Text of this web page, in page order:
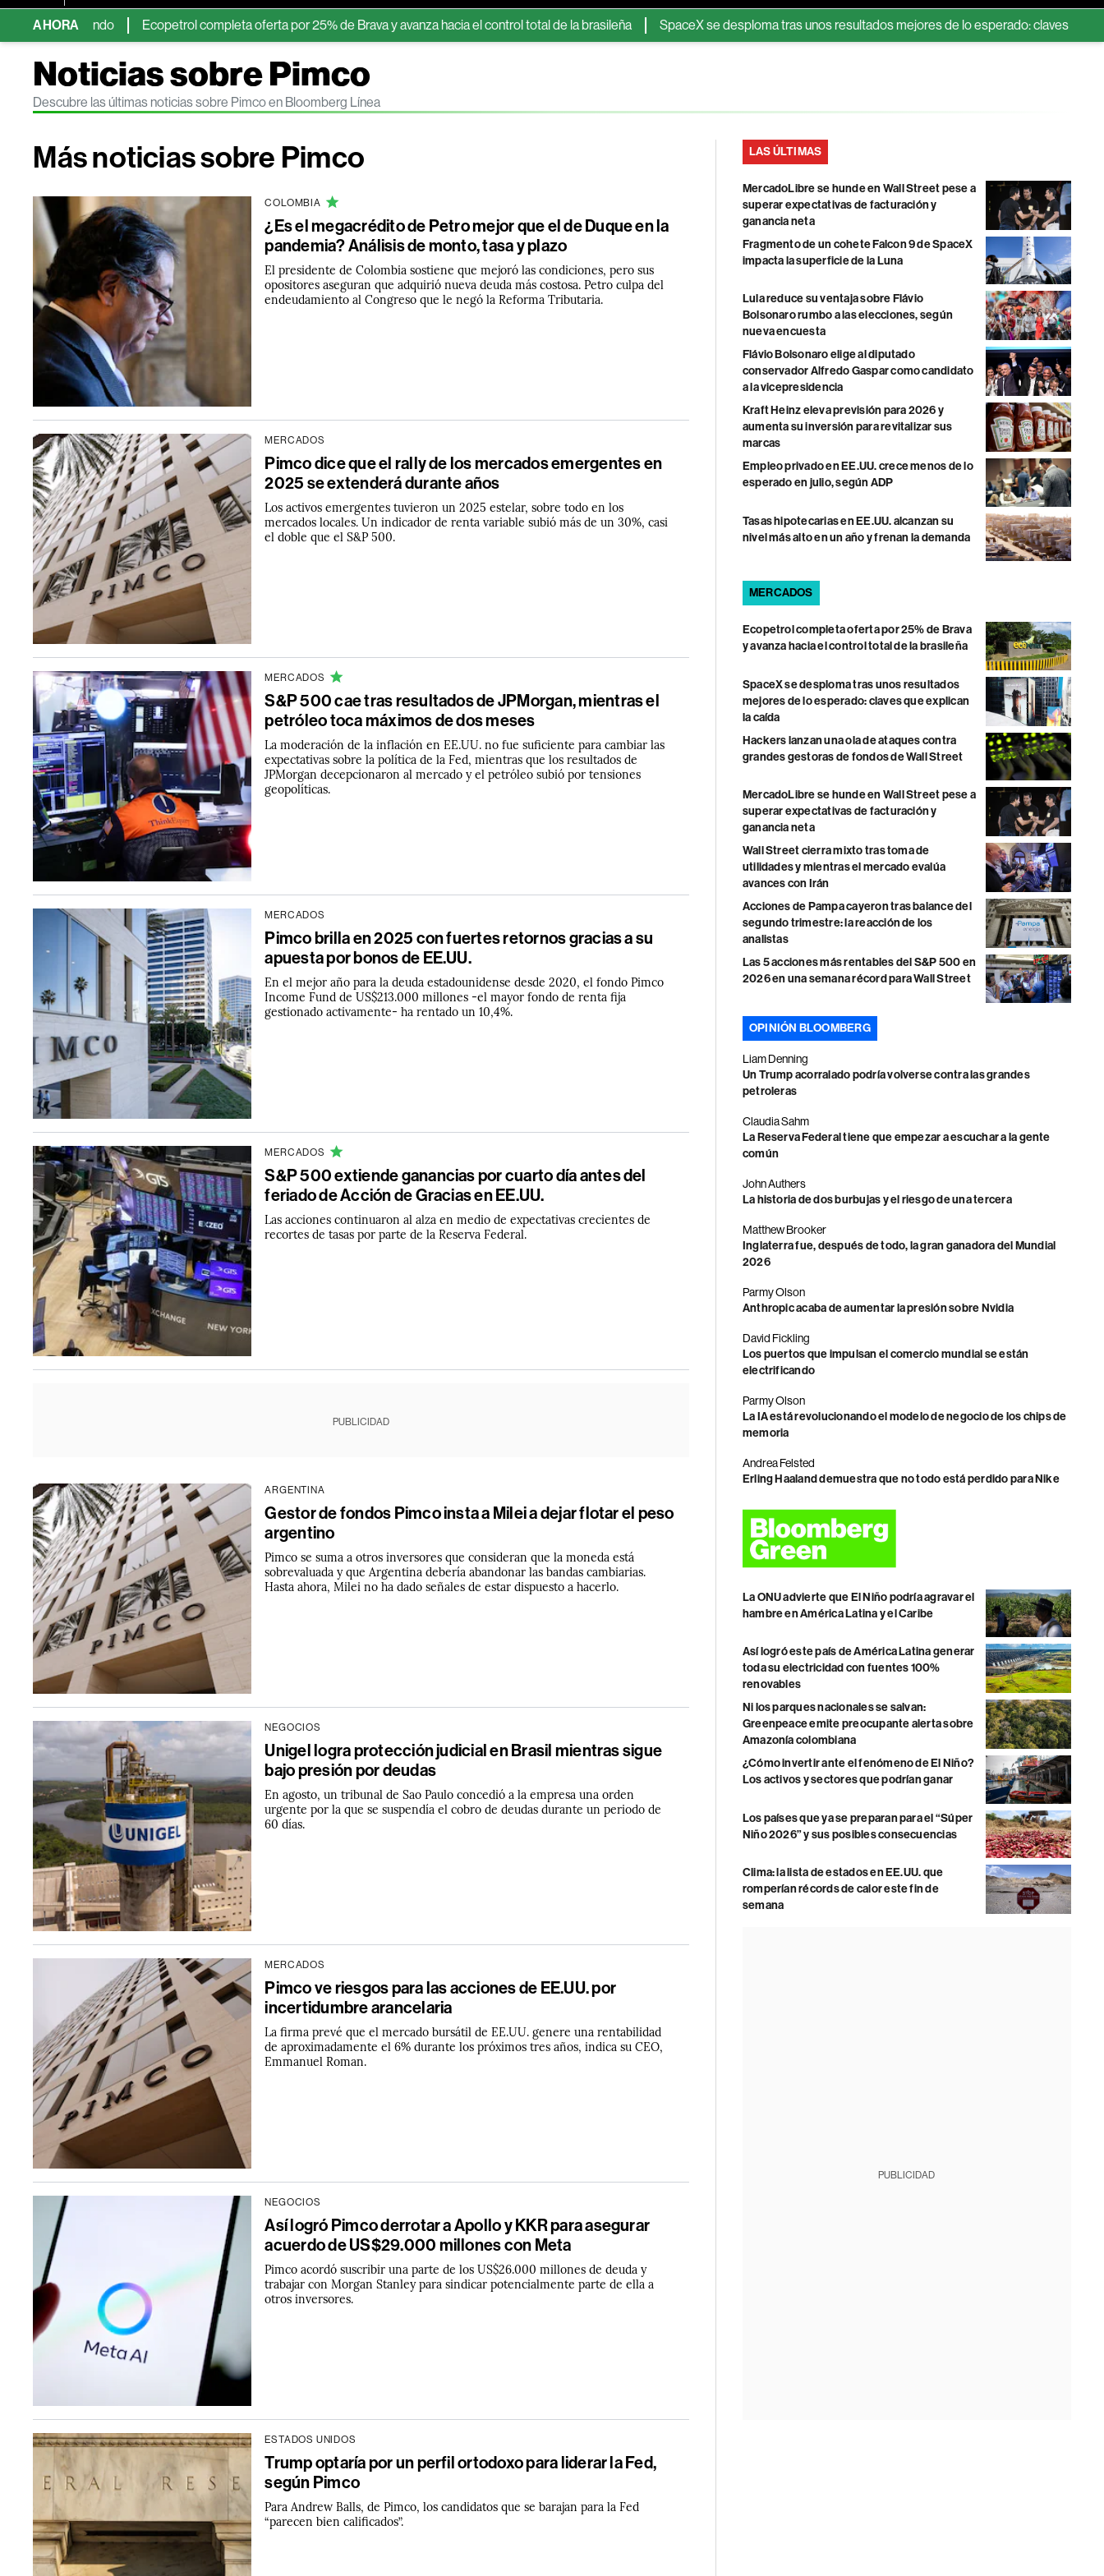
AHORAEcopetrol completa oferta por 25% de Brava y avanza hacia el control total de la brasileña SpaceX se desploma tras unos resultados mejores de lo esperado: claves que explican la
Noticias sobre Pimco
Descubre las últimas noticias sobre Pimco en Bloomberg Línea
Más noticias sobre Pimco
COLOMBIA
¿Es el megacrédito de Petro mejor que el de Duque en la
pandemia? Análisis de monto, tasa y plazo
El presidente de Colombia sostiene que mejoró las condiciones, pero sus
opositores aseguran que adquirió nueva deuda más costosa. Petro culpa del
endeudamiento al Congreso que le negó la Reforma Tributaria.
MERCADOS
Pimco dice que el rally de los mercados emergentes en
2025 se extenderá durante años
Los activos emergentes tuvieron un 2025 estelar, sobre todo en los
mercados locales. Un indicador de renta variable subió más de un 30%, casi
el doble que el S&P 500.
MERCADOS
S&P 500 cae tras resultados de JPMorgan, mientras el
petróleo toca máximos de dos meses
La moderación de la inflación en EE.UU. no fue suficiente para cambiar las
expectativas sobre la política de la Fed, mientras que los resultados de
JPMorgan decepcionaron al mercado y el petróleo subió por tensiones
geopolíticas.
MERCADOS
Pimco brilla en 2025 con fuertes retornos gracias a su
apuesta por bonos de EE.UU.
En el mejor año para la deuda estadounidense desde 2020, el fondo Pimco
Income Fund de US$213.000 millones -el mayor fondo de renta fija
gestionado activamente- ha rentado un 10,4%.
MERCADOS
S&P 500 extiende ganancias por cuarto día antes del
feriado de Acción de Gracias en EE.UU.
Las acciones continuaron al alza en medio de expectativas crecientes de
recortes de tasas por parte de la Reserva Federal.
PUBLICIDAD
ARGENTINA
Gestor de fondos Pimco insta a Milei a dejar flotar el peso
argentino
Pimco se suma a otros inversores que consideran que la moneda está
sobrevaluada y que Argentina debería abandonar las bandas cambiarias.
Hasta ahora, Milei no ha dado señales de estar dispuesto a hacerlo.
NEGOCIOS
Unigel logra protección judicial en Brasil mientras sigue
bajo presión por deudas
En agosto, un tribunal de Sao Paulo concedió a la empresa una orden
urgente por la que se suspendía el cobro de deudas durante un periodo de
60 días.
MERCADOS
Pimco ve riesgos para las acciones de EE.UU. por
incertidumbre arancelaria
La firma prevé que el mercado bursátil de EE.UU. genere una rentabilidad
de aproximadamente el 6% durante los próximos tres años, indica su CEO,
Emmanuel Roman.
NEGOCIOS
Así logró Pimco derrotar a Apollo y KKR para asegurar
acuerdo de US$29.000 millones con Meta
Pimco acordó suscribir una parte de los US$26.000 millones de deuda y
trabajar con Morgan Stanley para sindicar potencialmente parte de ella a
otros inversores.
ESTADOS UNIDOS
Trump optaría por un perfil ortodoxo para liderar la Fed,
según Pimco
Para Andrew Balls, de Pimco, los candidatos que se barajan para la Fed
“parecen bien calificados”.
LAS ÚLTIMAS
MercadoLibre se hunde en Wall Street pese a
superar expectativas de facturación y
ganancia neta
Fragmento de un cohete Falcon 9 de SpaceX
impacta la superficie de la Luna
Lula reduce su ventaja sobre Flávio
Bolsonaro rumbo a las elecciones, según
nueva encuesta
Flávio Bolsonaro elige al diputado
conservador Alfredo Gaspar como candidato
a la vicepresidencia
Kraft Heinz eleva previsión para 2026 y
aumenta su inversión para revitalizar sus
marcas
Empleo privado en EE.UU. crece menos de lo
esperado en julio, según ADP
Tasas hipotecarias en EE.UU. alcanzan su
nivel más alto en un año y frenan la demanda
MERCADOS
Ecopetrol completa oferta por 25% de Brava
y avanza hacia el control total de la brasileña
SpaceX se desploma tras unos resultados
mejores de lo esperado: claves que explican
la caída
Hackers lanzan una ola de ataques contra
grandes gestoras de fondos de Wall Street
MercadoLibre se hunde en Wall Street pese a
superar expectativas de facturación y
ganancia neta
Wall Street cierra mixto tras toma de
utilidades y mientras el mercado evalúa
avances con Irán
Acciones de Pampa cayeron tras balance del
segundo trimestre: la reacción de los
analistas
Las 5 acciones más rentables del S&P 500 en
2026 en una semana récord para Wall Street
OPINIÓN BLOOMBERG
Liam Denning
Un Trump acorralado podría volverse contra las grandes
petroleras
Claudia Sahm
La Reserva Federal tiene que empezar a escuchar a la gente
común
John Authers
La historia de dos burbujas y el riesgo de una tercera
Matthew Brooker
Inglaterra fue, después de todo, la gran ganadora del Mundial
2026
Parmy Olson
Anthropic acaba de aumentar la presión sobre Nvidia
David Fickling
Los puertos que impulsan el comercio mundial se están
electrificando
Parmy Olson
La IA está revolucionando el modelo de negocio de los chips de
memoria
Andrea Felsted
Erling Haaland demuestra que no todo está perdido para Nike
La ONU advierte que El Niño podría agravar el
hambre en América Latina y el Caribe
Así logró este país de América Latina generar
toda su electricidad con fuentes 100%
renovables
Ni los parques nacionales se salvan:
Greenpeace emite preocupante alerta sobre
Amazonía colombiana
¿Cómo invertir ante el fenómeno de El Niño?
Los activos y sectores que podrían ganar
Los países que ya se preparan para el “Súper
Niño 2026” y sus posibles consecuencias
Clima: la lista de estados en EE.UU. que
romperían récords de calor este fin de
semana
PUBLICIDAD